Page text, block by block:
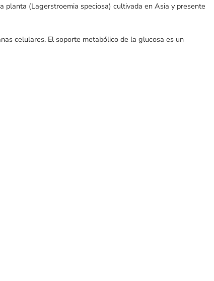
(Lagerstroemia speciosa) cultivada en Asia y presente
celulares. El soporte metabólico de la glucosa es un